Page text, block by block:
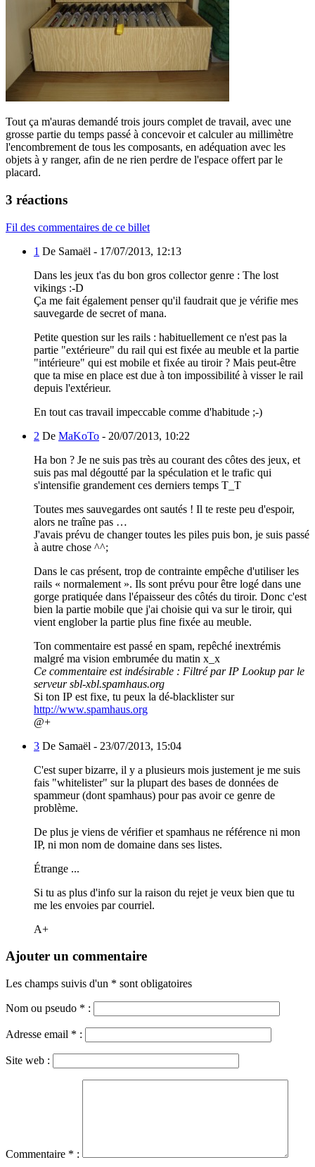
Tout ça m'auras demandé trois jours complet de travail, avec une
grosse partie du temps passé à concevoir et calculer au millimètre
l'encombrement de tous les composants, en adéquation avec les
objets à y ranger, afin de ne rien perdre de l'espace offert par le
placard.
3 réactions
Fil des commentaires de ce billet
1 De Samaël - 17/07/2013, 12:13
Dans les jeux t'as du bon gros collector genre : The lost
vikings :-D
Ça me fait également penser qu'il faudrait que je vérifie mes
sauvegarde de secret of mana.
Petite question sur les rails : habituellement ce n'est pas la
partie "extérieure" du rail qui est fixée au meuble et la partie
"intérieure" qui est mobile et fixée au tiroir ? Mais peut-être
que ta mise en place est due à ton impossibilité à visser le rail
depuis l'extérieur.
En tout cas travail impeccable comme d'habitude ;-)
2 De MaKoTo - 20/07/2013, 10:22
Ha bon ? Je ne suis pas très au courant des côtes des jeux, et
suis pas mal dégoutté par la spéculation et le trafic qui
s'intensifie grandement ces derniers temps T_T
Toutes mes sauvegardes ont sautés ! Il te reste peu d'espoir,
alors ne traîne pas …
J'avais prévu de changer toutes les piles puis bon, je suis passé
à autre chose ^^;
Dans le cas présent, trop de contrainte empêche d'utiliser les
rails « normalement ». Ils sont prévu pour être logé dans une
gorge pratiquée dans l'épaisseur des côtés du tiroir. Donc c'est
bien la partie mobile que j'ai choisie qui va sur le tiroir, qui
vient englober la partie plus fine fixée au meuble.
Ton commentaire est passé en spam, repêché inextrémis
malgré ma vision embrumée du matin x_x
Ce commentaire est indésirable : Filtré par IP Lookup par le
serveur sbl-xbl.spamhaus.org
Si ton IP est fixe, tu peux la dé-blacklister sur
http://www.spamhaus.org
@+
3 De Samaël - 23/07/2013, 15:04
C'est super bizarre, il y a plusieurs mois justement je me suis
fais "whitelister" sur la plupart des bases de données de
spammeur (dont spamhaus) pour pas avoir ce genre de
problème.
De plus je viens de vérifier et spamhaus ne référence ni mon
IP, ni mon nom de domaine dans ses listes.
Étrange ...
Si tu as plus d'info sur la raison du rejet je veux bien que tu
me les envoies par courriel.
A+
Ajouter un commentaire
Les champs suivis d'un * sont obligatoires
Nom ou pseudo * :
Adresse email * :
Site web :
Commentaire * :